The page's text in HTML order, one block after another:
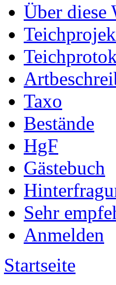
Über diese
Taxo
Bestände
HgF
Gästebuch
Sehr
Anmelden
Startseite